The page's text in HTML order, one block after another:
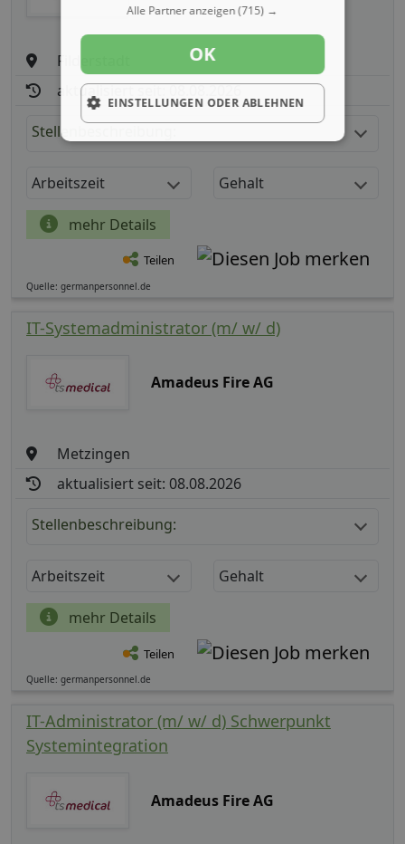
Filderstadt
aktualisiert seit: 08.08.2026
Stellenbeschreibung:
Arbeitszeit Gehalt
mehr Details
Teilen
Quelle: germanpersonnel.de
IT-Systemadministrator (m/ w/ d)
Amadeus Fire AG
Metzingen
aktualisiert seit: 08.08.2026
Stellenbeschreibung:
Arbeitszeit Gehalt
mehr Details
Teilen
Quelle: germanpersonnel.de
IT-Administrator (m/ w/ d) Schwerpunkt
Systemintegration
Amadeus Fire AG
Alle Partner anzeigen(715) →
OK
EINSTELLUNGEN ODER ABLEHNEN